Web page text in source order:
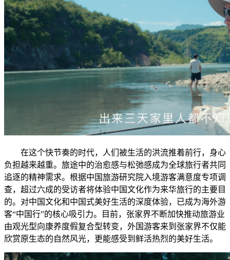
在这个快节奏的时代，人们被生活的洪流推着前行，身心
负担越来越重。旅途中的治愈感与松弛感成为全球旅行者共同
追逐的精神需求。根据中国旅游研究院入境游客满意度专项调
查，超过六成的受访者将体验中国文化作为来华旅行的主要目
的。对中国文化和中国式美好生活的深度体验，已成为海外游
客“中国行”的核心吸引力。目前，张家界不断加快推动旅游业
由观光型向康养度假复合型转变，外国游客来到张家界不仅能
欣赏原生态的自然风光，更能感受到鲜活热烈的美好生活。